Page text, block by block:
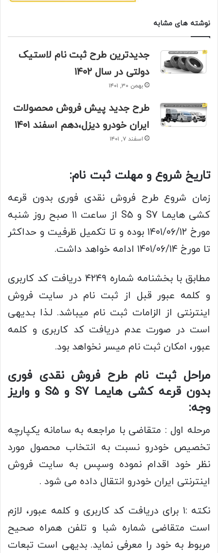
نوشته های مشابه
جدیدترین طرح ثبت نام لاستیک
دولتی در سال ۱۴۰۲
بهمن ۳۰, ۱۴۰۱
طرح جدید پیش فروش محصولات
ایران خودرو دیزل،دهم اسفند ۱۴۰۱
اسفند ۷, ۱۴۰۱
تاریخ شروع و مهلت ثبت نام:
زمان شروع طرح فروش نقدی فوری بدون قرعه
کشی هایمـا S7 و S5 از ساعت ۱۱ صبح روز شنبه
مورخ ۱۴۰۱/۰۶/۱۲ بوده و تا تکمیل ظرفیت و حداکثر
تا مورخ ۱۴۰۱/۰۶/۱۴ ادامه خواهد داشت.
مطابق با بخشنامه شماره ۴۲۴۹ دریافت کد کاربری
و کلمه عبور قبل از ثبت نام در سایت فروش
اینترنتی از الزامات ثبت نام میباشد. لـذا بـدیهی
است در صورت عدم دریافت کد کاربری و کلمه
عبور، امکان ثبت نام میسر نخواهد بود.
مراحل ثبت نام طرح فروش نقدی فوری
بدون قرعه کشی هایمـا S7 و S5 و واریز
وجه:
مرحله اول : متقاضی با مراجعه به سامانه یکپارچه
تخصیص خودرو نسبت به انتخاب محصول مورد
نظر خود اقدام نموده وسپس به سایت فروش
اینترنتی ایران خودرو انتقال داده می شود .
نکته :۱ برای دریافت کد کاربری و کلمه عبور، لازم
است متقاضی شماره شبا و تلفن همراه صحیح
مربوط به خود را معرفی نماید. بدیهی است تبعات